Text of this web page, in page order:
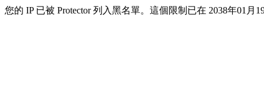
您的 IP 已被 Protector 列入黑名單。這個限制已在 2038年01月